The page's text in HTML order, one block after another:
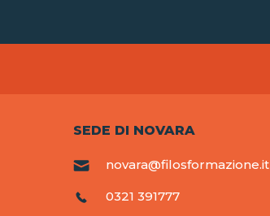
SEDE DI NOVARA
novara@filosformazione.it
0321 391777